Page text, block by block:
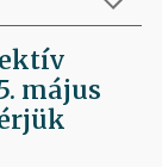
május